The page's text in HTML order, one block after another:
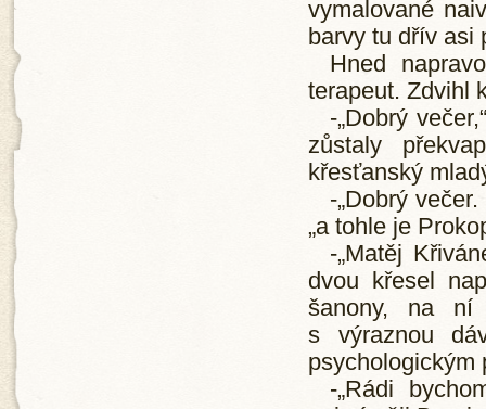
vymalované
barvy tu dřív asi
Hned
terapeut. Zdvihl
-„Dobrý
zůstaly
křesťanský
-„Dobrý
„a tohle je
-„Matěj
dvou křesel
šanony, na ní
s výraznou
psychologickým
-„Rádi